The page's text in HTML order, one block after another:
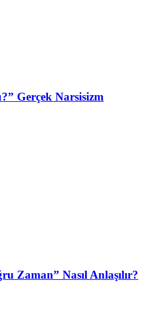
Gerçek Narsisizm
Zaman” Nasıl Anlaşılır?